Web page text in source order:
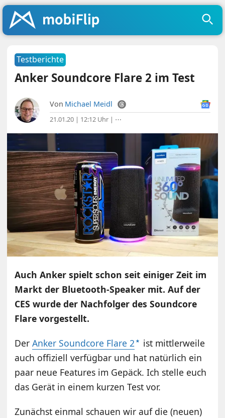
Testberichte
Anker Soundcore Flare 2 im Test
Von Michael Meidl
21.01.20 | 12:12 Uhr | ⋯
Auch Anker spielt schon seit einiger Zeit im
Markt der Bluetooth-Speaker mit. Auf der
CES wurde der Nachfolger des Soundcore
Flare vorgestellt.
DerAnker Soundcore Flare 2
ist mittlerweile
auch offiziell verfügbar und hat natürlich ein
paar neue Features im Gepäck. Ich stelle euch
das Gerät in einem kurzen Test vor.
Zunächst einmal schauen wir auf die (neuen)